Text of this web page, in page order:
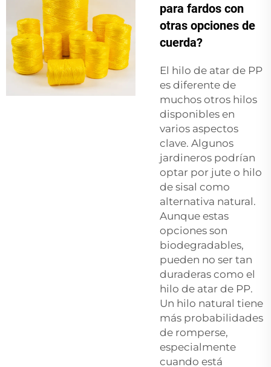
para fardos con
otras opciones de
cuerda?
El hilo de atar de PP
es diferente de
muchos otros hilos
disponibles en
varios aspectos
clave. Algunos
jardineros podrían
optar por jute o hilo
de sisal como
alternativa natural.
Aunque estas
opciones son
biodegradables,
pueden no ser tan
duraderas como el
hilo de atar de PP.
Un hilo natural tiene
más probabilidades
de romperse,
especialmente
cuando está